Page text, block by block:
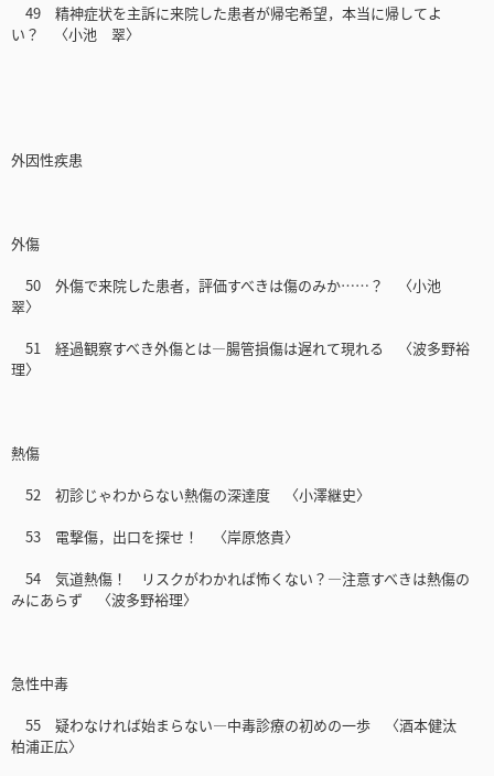
49 精神症状を主訴に来院した患者が帰宅希望，本当に帰してよ
い？ 〈小池 翠〉
外因性疾患
外傷
50 外傷で来院した患者，評価すべきは傷のみか……？ 〈小池
翠〉
51 経過観察すべき外傷とは―腸管損傷は遅れて現れる 〈波多野裕
理〉
熱傷
52 初診じゃわからない熱傷の深達度 〈小澤継史〉
53 電撃傷，出口を探せ！ 〈岸原悠貴〉
54 気道熱傷！ リスクがわかれば怖くない？―注意すべきは熱傷の
みにあらず 〈波多野裕理〉
急性中毒
55 疑わなければ始まらない―中毒診療の初めの一歩 〈酒本健汰
柏浦正広〉